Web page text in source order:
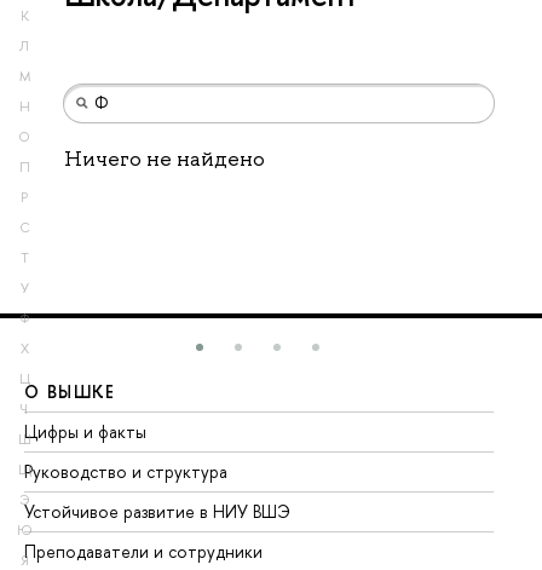
К
Л
М
Н
О
П
Р
С
Т
У
Ф
Х
Ц
Ч
Ш
Щ
Э
Ю
Я
Ничего не найдено
О ВЫШКЕ
Цифры и факты
Руководство и структура
Устойчивое развитие в НИУ ВШЭ
Преподаватели и сотрудники